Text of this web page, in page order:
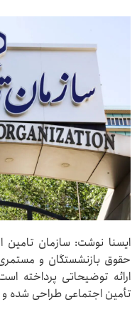
ایسنا نوشت: سازمان تامین
ارائه توضیحاتی پرداخته
تأمین اجتماعی طراحی شده و